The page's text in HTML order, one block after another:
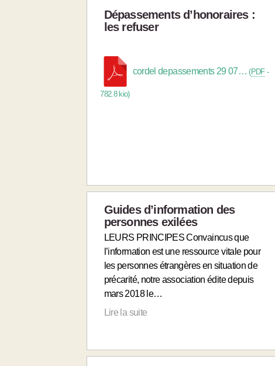
Dépassements d’honoraires :
les refuser
cordel depassements 29 07…(PDF-
782.8 kio)
Guides d’information des
personnes exilées
LEURS PRINCIPES Convaincus que
l’information est une ressource vitale pour
les personnes étrangères en situation de
précarité, notre association édite depuis
mars 2018 le…
Lire la suite